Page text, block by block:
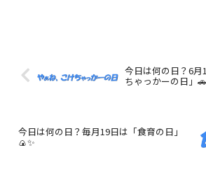
今日は何の日？6
ちゃっかーの日」
今日は何の日？毎月19日は「食育の日」
🍙✨